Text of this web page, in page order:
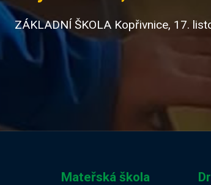
ZÁKLADNÍ ŠKOLA Kopřivnice, 17.
Mateřská škola